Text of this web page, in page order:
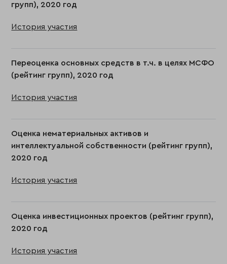
групп), 2020 год
История участия
Переоценка основных средств в т.ч. в целях МСФО
(рейтинг групп), 2020 год
История участия
Оценка нематериальных активов и
интеллектуальной собственности (рейтинг групп),
2020 год
История участия
Оценка инвестиционных проектов (рейтинг групп),
2020 год
История участия